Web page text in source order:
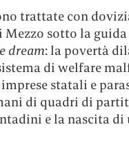
trattate con
Mezzo sotto la
dream: la povertà
di welfare
statali e
di quadri di
e la nascita di